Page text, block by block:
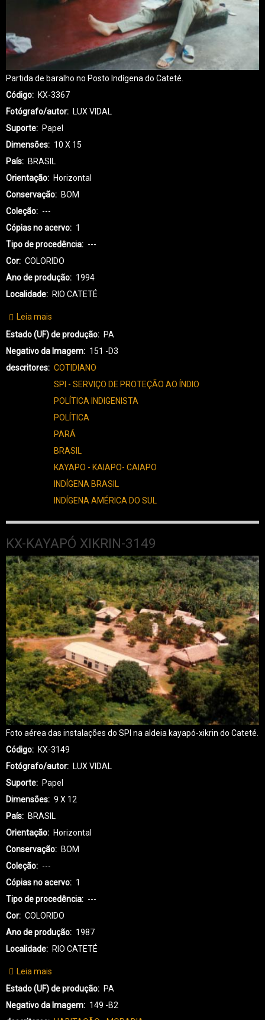
Partida de baralho no Posto Indígena do Cateté.
Código
KX-3367
Fotógrafo/autor
LUX VIDAL
Suporte
Papel
Dimensões
10 X 15
País
BRASIL
Orientação
Horizontal
Conservação
BOM
Coleção
---
Cópias no acervo
1
Tipo de procedência
---
Cor
COLORIDO
Ano de produção
1994
Localidade
RIO CATETÉ
Leia mais
KX-
KAYAPÓ
XIKRIN-
3367
Estado (UF) de produção
PA
Negativo da Imagem
151 -D3
descritores
COTIDIANO
SPI - SERVIÇO DE PROTEÇÃO AO ÍNDIO
POLÍTICA INDIGENISTA
POLÍTICA
PARÁ
BRASIL
KAYAPO - KAIAPO- CAIAPO
INDÍGENA BRASIL
INDÍGENA AMÉRICA DO SUL
KX-KAYAPÓ XIKRIN-3149
Foto aérea das instalações do SPI na aldeia kayapó-xikrin do Cateté.
Código
KX-3149
Fotógrafo/autor
LUX VIDAL
Suporte
Papel
Dimensões
9 X 12
País
BRASIL
Orientação
Horizontal
Conservação
BOM
Coleção
---
Cópias no acervo
1
Tipo de procedência
---
Cor
COLORIDO
Ano de produção
1987
Localidade
RIO CATETÉ
Leia mais
KX-
KAYAPÓ
Estado (UF) de produção
PA
Negativo da Imagem
149 -B2